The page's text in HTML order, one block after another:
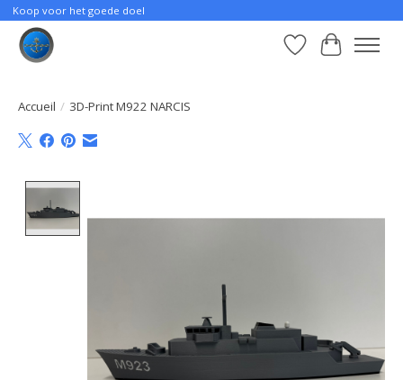
Koop voor het goede doel
Liste dePanier
Accueil / 3D-Print M922 NARCIS